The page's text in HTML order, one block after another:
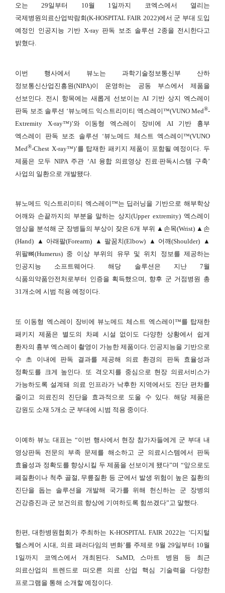
오는 29일부터 10월 1일까지 코엑스에서 열리는
국제병원의료산업박람회(K-HOSPITAL FAIR 2022)에서 군 부대 도입
예정인 인공지능 기반 X-ray 판독 보조 솔루션 2종을 전시한다고
밝혔다.
이번 행사에서 뷰노는 과학기술정보통신부 산하
정보통신산업진흥원(NIPA)이 운영하는 공동 부스에서 제품을
선보인다. 전시 항목에는 새롭게 선보이는 AI 기반 상지 엑스레이
판독 보조 솔루션 ‘뷰노메드 익스트리미티 엑스레이™(VUNO Med®-
Extremity X-ray™)’와 이동형 엑스레이 장비에 AI 기반 흉부
엑스레이 판독 보조 솔루션 ‘뷰노메드 체스트 엑스레이™(VUNO
Med®-Chest X-ray™)’를 탑재한 패키지 제품이 포함될 예정이다. 두
제품은 모두 NIPA 주관 ‘AI 융합 의료영상 진료∙판독시스템 구축’
사업의 일환으로 개발됐다.
뷰노메드 익스트리미티 엑스레이™는 딥러닝을 기반으로 해부학상
어깨와 손끝까지의 부분을 말하는 상지(Upper extremity) 엑스레이
영상을 분석해 군 장병들의 부상이 잦은 6개 부위 ▲손목(Wrist) ▲손
(Hand) ▲아래팔(Forearm) ▲팔꿈치(Elbow) ▲어깨(Shoulder) ▲
위팔뼈(Humerus) 중 이상 부위의 유무 및 위치 정보를 제공하는
인공지능 소프트웨어다. 해당 솔루션은 지난 7월
식품의약품안전처로부터 인증을 획득했으며, 향후 군 거점병원 총
31개소에 시범 적용 예정이다.
또 이동형 엑스레이 장비에 뷰노메드 체스트 엑스레이™를 탑재한
패키지 제품은 별도의 차폐 시설 없이도 다양한 상황에서 쉽게
환자의 흉부 엑스레이 촬영이 가능한 제품이다. 인공지능을 기반으로
수 초 이내에 판독 결과를 제공해 의료 환경의 판독 효율성과
정확도를 크게 높인다. 또 격오지를 중심으로 현장 의료서비스가
가능하도록 설계돼 의료 인프라가 낙후한 지역에서도 진단 편차를
줄이고 의료진의 진단을 효과적으로 도울 수 있다. 해당 제품은
강원도 소재 5개소 군 부대에 시범 적용 중이다.
이예하 뷰노 대표는 “이번 행사에서 현장 참가자들에게 군 부대 내
영상판독 전문의 부족 문제를 해소하고 군 의료시스템에서 판독
효율성과 정확도를 향상시킬 두 제품을 선보이게 됐다”며 “앞으로도
폐질환이나 척추 골절, 무릎질환 등 군에서 발생 위험이 높은 질환의
진단을 돕는 솔루션을 개발해 국가를 위해 헌신하는 군 장병의
건강증진과 군 보건의료 향상에 기여하도록 힘쓰겠다”고 말했다.
한편, 대한병원협회가 주최하는 K-HOSPITAL FAIR 2022는 ‘디지털
헬스케어 시대, 의료 패러다임의 변화’를 주제로 9월 29일부터 10월
1일까지 코엑스에서 개최된다. SaMD, 스마트 병원 등 최근
의료산업의 트렌드로 떠오른 의료 산업 핵심 기술력을 다양한
프로그램을 통해 소개할 예정이다.